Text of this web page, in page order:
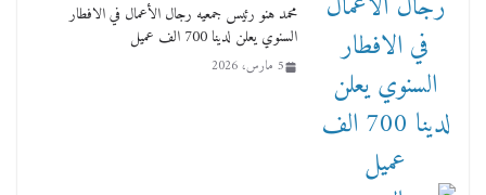
محمد هنو رئيس جمعيه رجال الأعمال في الافطار
السنوي يعلن لدينا 700 الف عميل
5 مارس، 2026